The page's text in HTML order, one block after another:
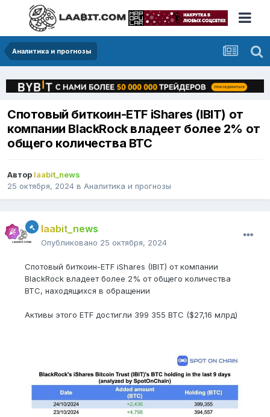
Аналитика и прогнозы
Спотовый биткоин-ETF iShares (IBIT) от
компании BlackRock владеет более 2% от
общего количества BTC
Автор laabit_news
25 октября, 2024 в Аналитика и прогнозы
laabit_news
Опубликовано 25 октября, 2024
Спотовый биткоин-ETF iShares (IBIT) от компании
BlackRock владеет более 2% от общего количества
BTC, находящихся в обращении
Активы этого ETF достигли 399 355 BTC ($27,16 млрд)